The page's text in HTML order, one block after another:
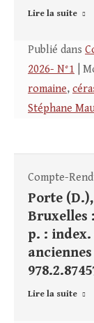
Lire la suite
Publié dans
2026- N°1 |
romaine,
Stéphane
Compte-
Porte
Bruxelles
p. : index.
anciennes
Lire la suite